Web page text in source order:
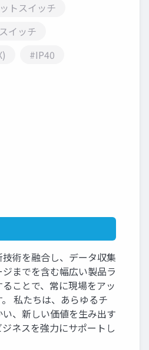
トスイッチ
イッチ
#IP40
術を融合し、データ収集
までを含む幅広い製品ラ
ことで、常に現場をアッ
私たちは、あらゆるチ
、新しい価値を生み出す
ネスを強力にサポートし